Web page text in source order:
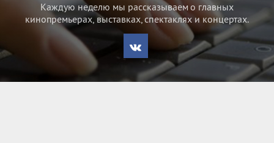
Каждую неделю мы рассказываем о главных
кинопремьерах, выставках, спектаклях и концертах.